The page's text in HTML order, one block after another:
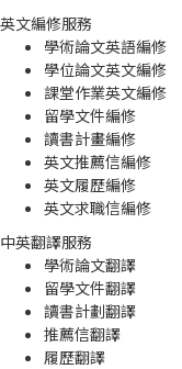
英文編修服務
學術論文英語編修
學位論文英文編修
課堂作業英文編修
留學文件編修
讀書計畫編修
英文推薦信編修
英文履歷編修
英文求職信編修
中英翻譯服務
學術論文翻譯
留學文件翻譯
讀書計劃翻譯
推薦信翻譯
履歷翻譯